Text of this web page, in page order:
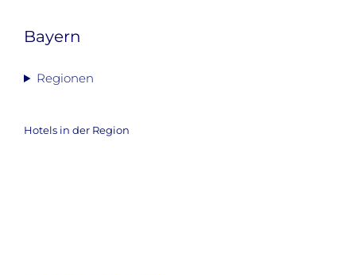
Bayern
Regionen
Hotels in der Region